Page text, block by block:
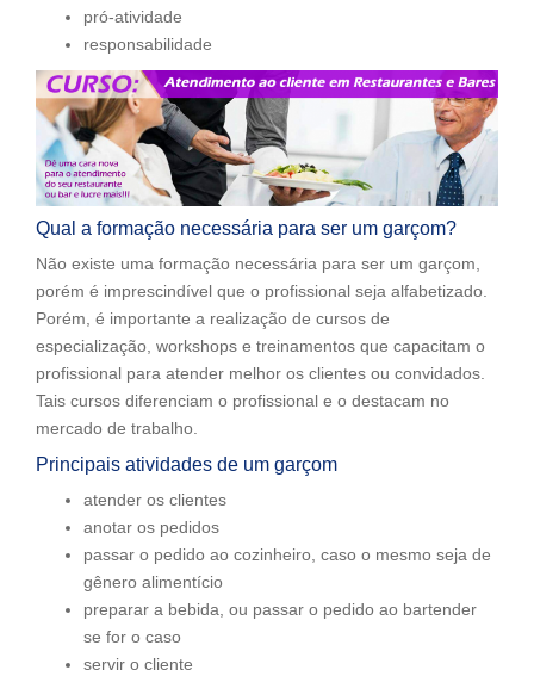
pró-atividade
responsabilidade
Qual a formação necessária para ser um garçom?
Não existe uma formação necessária para ser um garçom,
porém é imprescindível que o profissional seja alfabetizado.
Porém, é importante a realização de cursos de
especialização, workshops e treinamentos que capacitam o
profissional para atender melhor os clientes ou convidados.
Tais cursos diferenciam o profissional e o destacam no
mercado de trabalho.
Principais atividades de um garçom
atender os clientes
anotar os pedidos
passar o pedido ao cozinheiro, caso o mesmo seja de
gênero alimentício
preparar a bebida, ou passar o pedido ao bartender
se for o caso
servir o cliente